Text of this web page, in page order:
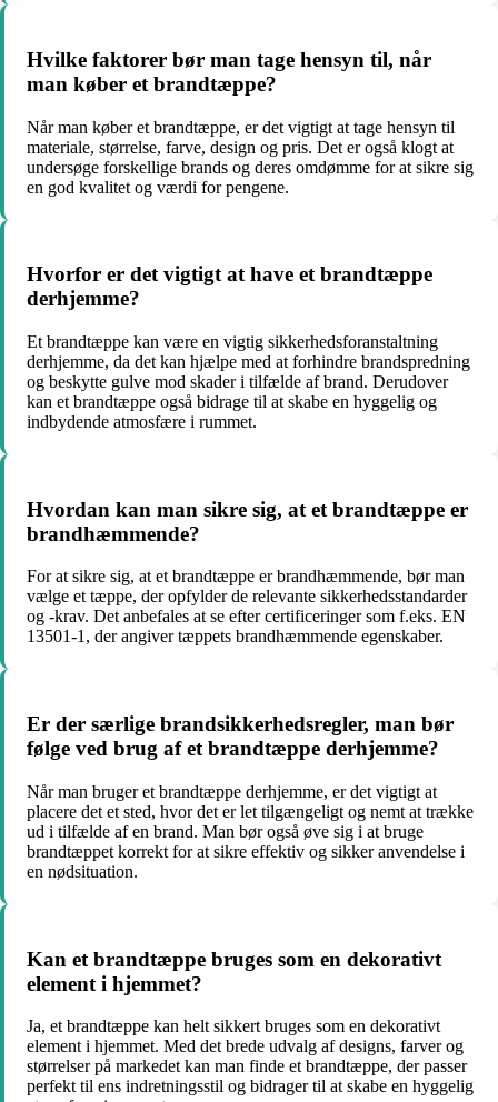
Hvilke faktorer bør man tage hensyn til, når
man køber et brandtæppe?
Når man køber et brandtæppe, er det vigtigt at tage hensyn til
materiale, størrelse, farve, design og pris. Det er også klogt at
undersøge forskellige brands og deres omdømme for at sikre sig
en god kvalitet og værdi for pengene.
Hvorfor er det vigtigt at have et brandtæppe
derhjemme?
Et brandtæppe kan være en vigtig sikkerhedsforanstaltning
derhjemme, da det kan hjælpe med at forhindre brandspredning
og beskytte gulve mod skader i tilfælde af brand. Derudover
kan et brandtæppe også bidrage til at skabe en hyggelig og
indbydende atmosfære i rummet.
Hvordan kan man sikre sig, at et brandtæppe er
brandhæmmende?
For at sikre sig, at et brandtæppe er brandhæmmende, bør man
vælge et tæppe, der opfylder de relevante sikkerhedsstandarder
og -krav. Det anbefales at se efter certificeringer som f.eks. EN
13501-1, der angiver tæppets brandhæmmende egenskaber.
Er der særlige brandsikkerhedsregler, man bør
følge ved brug af et brandtæppe derhjemme?
Når man bruger et brandtæppe derhjemme, er det vigtigt at
placere det et sted, hvor det er let tilgængeligt og nemt at trække
ud i tilfælde af en brand. Man bør også øve sig i at bruge
brandtæppet korrekt for at sikre effektiv og sikker anvendelse i
en nødsituation.
Kan et brandtæppe bruges som en dekorativt
element i hjemmet?
Ja, et brandtæppe kan helt sikkert bruges som en dekorativt
element i hjemmet. Med det brede udvalg af designs, farver og
størrelser på markedet kan man finde et brandtæppe, der passer
perfekt til ens indretningsstil og bidrager til at skabe en hyggelig